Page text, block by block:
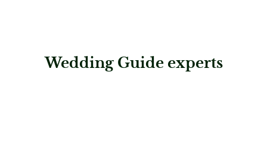
Wedding Guide experts